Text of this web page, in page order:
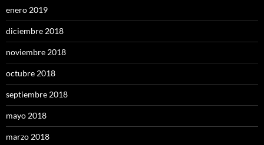
enero 2019
diciembre 2018
noviembre 2018
octubre 2018
septiembre 2018
mayo 2018
marzo 2018